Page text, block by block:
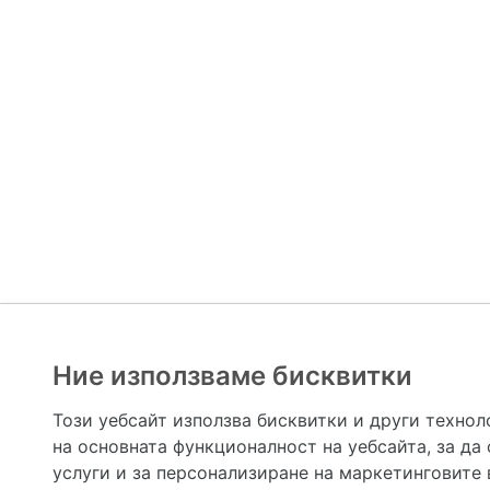
предназначена да служи само и единствено за
допълване на данните и за коригиране на
Ние използваме бисквитки
Този уебсайт използва бисквитки и други
на основната функционалност на уебсайта, за да
услуги и за персонализиране на